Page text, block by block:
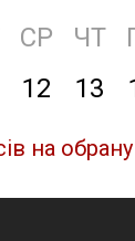
СР ЧТ
12 13
на